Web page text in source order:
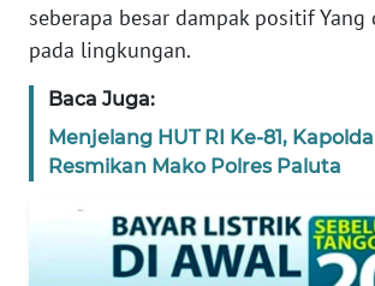
seberapa besar dampak positif Yang
pada lingkungan.
Baca Juga:
Menjelang HUT RI Ke-81,
Resmikan Mako Polres Paluta
BANTEN
WN
KEPRI